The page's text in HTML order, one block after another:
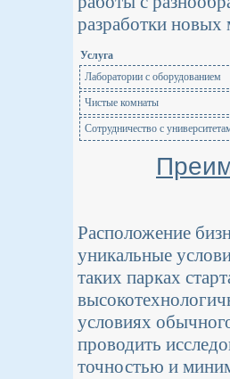
разработки новых
Услуга
Лаборатории с оборудованием
Чистые комнаты
Сотрудничество с
Расположение
уникальные
таких парках
условиях
проводить
точностью и